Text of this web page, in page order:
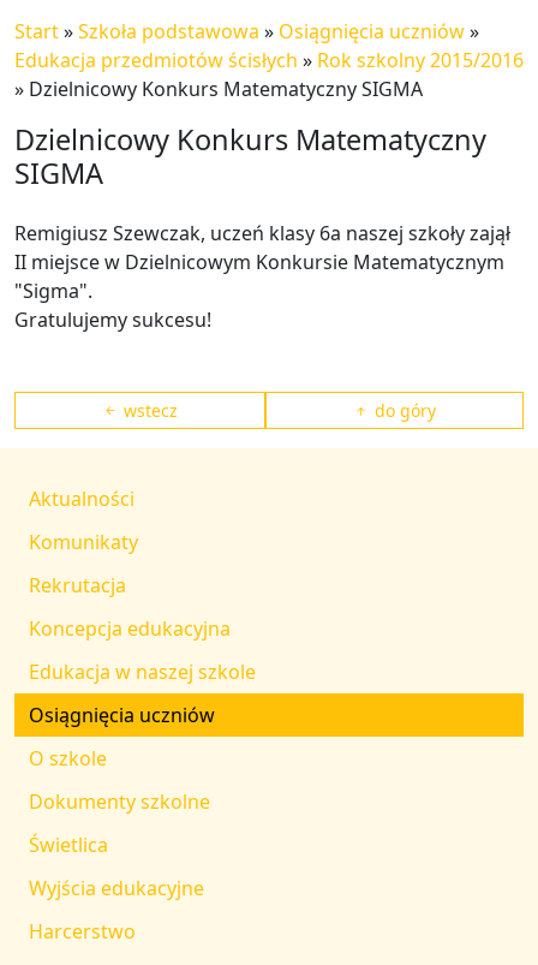
Start»Szkoła podstawowa » Osiągnięcia uczniów»
Edukacja przedmiotów ścisłych » Rok szkolny 2015/2016
» Dzielnicowy Konkurs Matematyczny SIGMA
Dzielnicowy Konkurs Matematyczny
SIGMA
Remigiusz Szewczak, uczeń klasy 6a naszej szkoły zajął
II miejsce w Dzielnicowym Konkursie Matematycznym
"Sigma".
Gratulujemy sukcesu!
wstecz do góry
Aktualności
Komunikaty
Rekrutacja
Koncepcja edukacyjna
Edukacja w naszej szkole
Osiągnięcia uczniów
O szkole
Dokumenty szkolne
Świetlica
Wyjścia edukacyjne
Harcerstwo